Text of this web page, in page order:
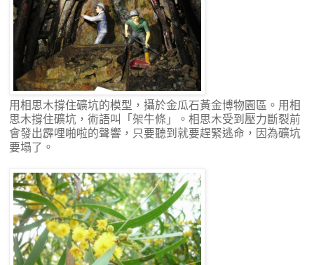
用相思木撐住礦坑的模型，攝於金瓜石黃金博物園區。用相
思木撐住礦坑，術語叫「架牛條」。相思木受到壓力斷裂前
會發出霹哩啪啦的聲響，只要聽到就要趕緊逃命，因為礦坑
要塌了。